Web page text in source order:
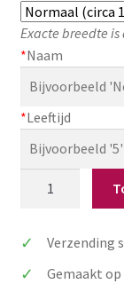
Exacte breedte
*Naam
*Leeftijd
&
leeftijd
Verzending
Gemaakt